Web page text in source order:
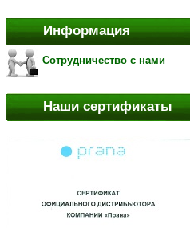
Информация
Сотрудничество с нами
Наши сертификаты